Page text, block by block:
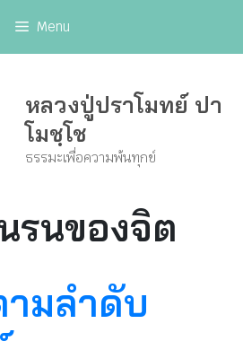
Menu
หลวงปู่ปราโมทย์ ปา
โมชฺโช
ธรรมะเพื่อความพ้นทุกข์
รนของจิต
ามลำดับ